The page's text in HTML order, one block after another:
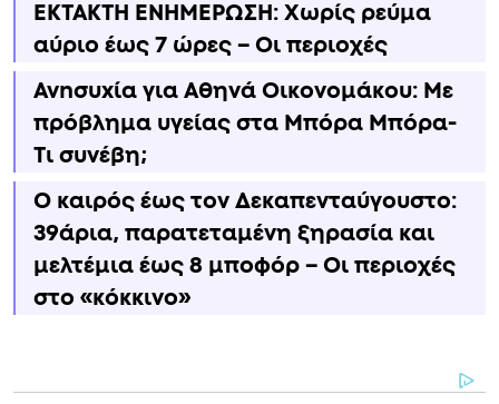
ΕΚΤΑΚΤΗ ΕΝΗΜΕΡΩΣΗ: Χωρίς ρεύμα
αύριο έως 7 ώρες – Οι περιοχές
Ανnσυxία για Αθηνά Οικονομάκου: Με
πρόβλημα υγείας στα Μπόρα Μπόρα-
Τι συνέβη;
Ο καιρός έως τον Δεκαπενταύγουστο:
39άρια, παρατεταμένη ξηρασία και
μελτέμια έως 8 μποφόρ – Οι περιοχές
στο «κόκκινο»